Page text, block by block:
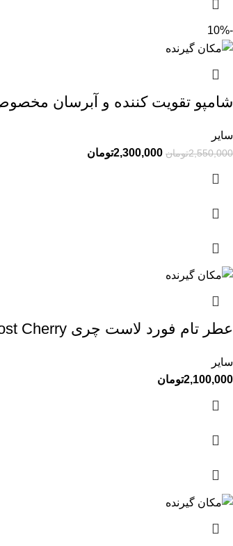
-10%
شامپو تقویت کننده و آبرسان
سایر
2,550,000تومان 2,300,000تومان
عطر تام فورد لاست چری TOM FORD – Lost Cherry
سایر
2,100,000تومان